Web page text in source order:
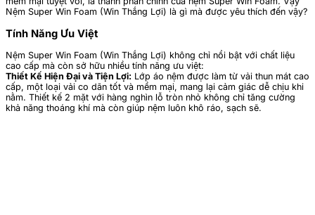
Nệm Super Win Foam (Win Thắng Lợi) là gì mà được yêu thích đến vậy?
Tính Năng Ưu Việt
Nệm Super Win Foam (Win Thắng Lợi) không chỉ nổi bật với chất liệu
cao cấp mà còn sở hữu nhiều tính năng ưu việt:
Thiết Kế Hiện Đại và Tiện Lợi: Lớp áo nệm được làm từ vải thun mát cao
cấp, một loại vải co dãn tốt và mềm mại, mang lại cảm giác dễ chịu khi
nằm. Thiết kế 2 mặt với hàng nghìn lỗ tròn nhỏ không chỉ tăng cường
khả năng thoáng khí mà còn giúp nệm luôn khô ráo, sạch sẽ.